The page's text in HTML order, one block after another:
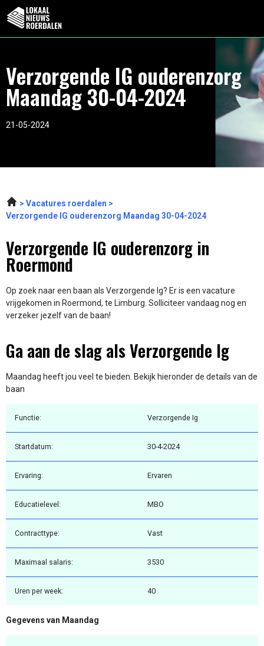
Verzorgende IG ouderenzorg
Maandag 30-04-2024
21-05-2024
Vacatures roerdalen
Verzorgende IG ouderenzorg Maandag 30-04-2024
Verzorgende IG ouderenzorg in
Roermond
Op zoek naar een baan als Verzorgende Ig? Er is een vacature
vrijgekomen in Roermond, te Limburg. Solliciteer vandaag nog en
verzeker jezelf van de baan!
Ga aan de slag als Verzorgende Ig
Maandag heeft jou veel te bieden. Bekijk hieronder de details van de
baan
Functie: Verzorgende Ig
Startdatum: 30-4-2024
Ervaring: Ervaren
Educatielevel: MBO
Contracttype: Vast
Maximaal salaris: 3530
Uren per week: 40
Gegevens van Maandag